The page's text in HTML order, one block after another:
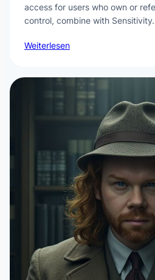
access for users who own or
control, combine with
Weiterlesen